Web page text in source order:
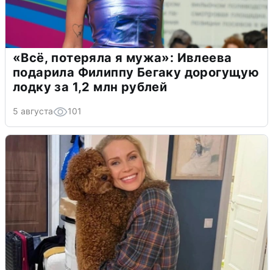
«Всё, потеряла я мужа»: Ивлеева
подарила Филиппу Бегаку дорогущую
лодку за 1,2 млн рублей
5 августа 101